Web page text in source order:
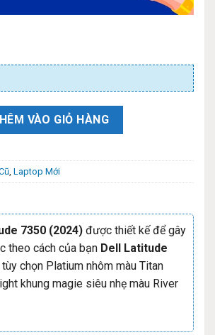
VÀO GIỎ HÀNG
Laptop Mới
7350 (2024) được thiết kế để gây
theo cách của bạn Dell Latitude
chọn Platium nhôm màu Titan
khung magie siêu nhẹ màu River